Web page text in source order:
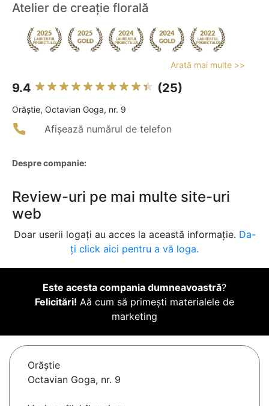
Atelier de creaţie florală
Arată mai multe >>
9.4 (25)
Orăştie, Octavian Goga, nr. 9
Afișează numărul de telefon
Despre companie:
Review-uri pe mai multe site-uri
web
Doar userii logați au acces la această informație. Da-
ți click aici pentru a vă loga.
Este acesta compania dumneavoastră?
Felicitări! Aă cum să primești materialele de
marketing
Orăştie
Octavian Goga, nr. 9